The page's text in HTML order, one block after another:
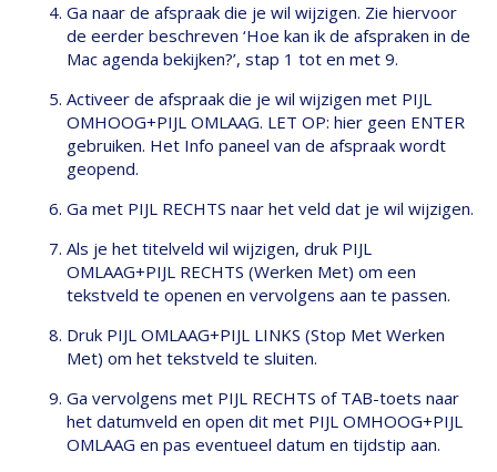
Ga naar de afspraak die je wil wijzigen. Zie hiervoor
de eerder beschreven ‘Hoe kan ik de afspraken in de
Mac agenda bekijken?’, stap 1 tot en met 9.
Activeer de afspraak die je wil wijzigen met PIJL
OMHOOG+PIJL OMLAAG. LET OP: hier geen ENTER
gebruiken. Het Info paneel van de afspraak wordt
geopend.
Ga met PIJL RECHTS naar het veld dat je wil wijzigen.
Als je het titelveld wil wijzigen, druk PIJL
OMLAAG+PIJL RECHTS (Werken Met) om een
tekstveld te openen en vervolgens aan te passen.
Druk PIJL OMLAAG+PIJL LINKS (Stop Met Werken
Met) om het tekstveld te sluiten.
Ga vervolgens met PIJL RECHTS of TAB-toets naar
het datumveld en open dit met PIJL OMHOOG+PIJL
OMLAAG en pas eventueel datum en tijdstip aan.